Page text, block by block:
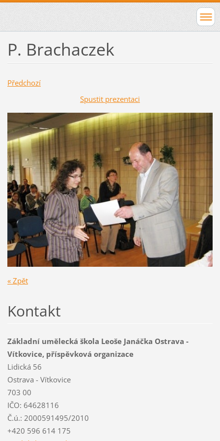
P. Brachaczek
Předchozí
Spustit prezentaci
« Zpět
Kontakt
Základní umělecká škola Leoše Janáčka Ostrava -
Vítkovice, příspěvková organizace
Lidická 56
Ostrava - Vítkovice
703 00
IČO: 64628116
Č.ú.: 2000591495/2010
+420 596 614 175